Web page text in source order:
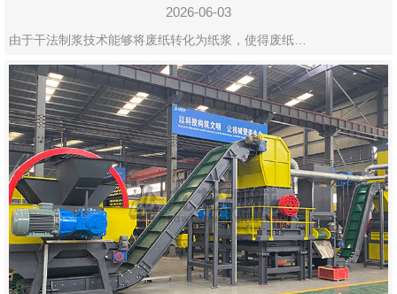
2026-06-03
由于干法制浆技术能够将废纸转化为纸浆，使得废纸…